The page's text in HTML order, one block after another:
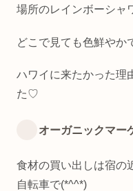
場所のレインボーシャ
どこで見ても色鮮やか
ハワイに来たかった理
た♡
オーガニックマー
食材の買い出しは宿の
自転車で(*^^*)